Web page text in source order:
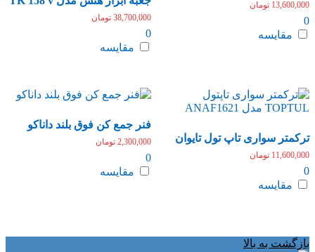
13,600,000 تومان
0
مقایسه
38,700,000 تومان
0
مقایسه
ترکمتر سواری تاپ تول تایوان
11,600,000 تومان
0
مقایسه
فنر‌ جمع کن فوق بلند داناکو
2,300,000 تومان
0
مقایسه
بازگشت به بالا